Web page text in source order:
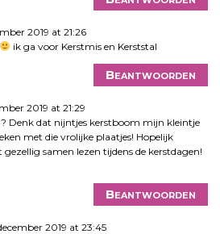
2019 at 21:26
ik ga voor Kerstmis en Kerststal
Beantwoorden
2019 at 21:29
? Denk dat nijntjes kerstboom mijn kleintje
met die vrolijke plaatjes! Hopelijk
samen lezen tijdens de kerstdagen!
Beantwoorden
2019 at 23:45